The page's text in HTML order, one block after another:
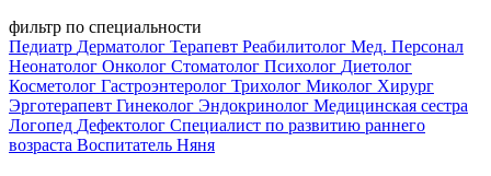
фильтр по специальности
Педиатр Дерматолог Терапевт Реабилитолог Мед. Персонал
Неонатолог Онколог Стоматолог Психолог Диетолог
Косметолог Гастроэнтеролог Трихолог Миколог Хирург
Эрготерапевт Гинеколог Эндокринолог Медицинская сестра
Логопед Дефектолог Специалист по развитию раннего
возраста Воспитатель Няня